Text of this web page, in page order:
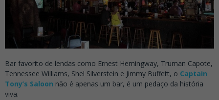
Bar favorito de lendas como Ernest Hemingway, Truman Capote,
Tennessee Williams, Shel Silverstein e Jimmy Buffett, o Captain
Tony’s Saloon não é apenas um bar, é um pedaço da história
viva.